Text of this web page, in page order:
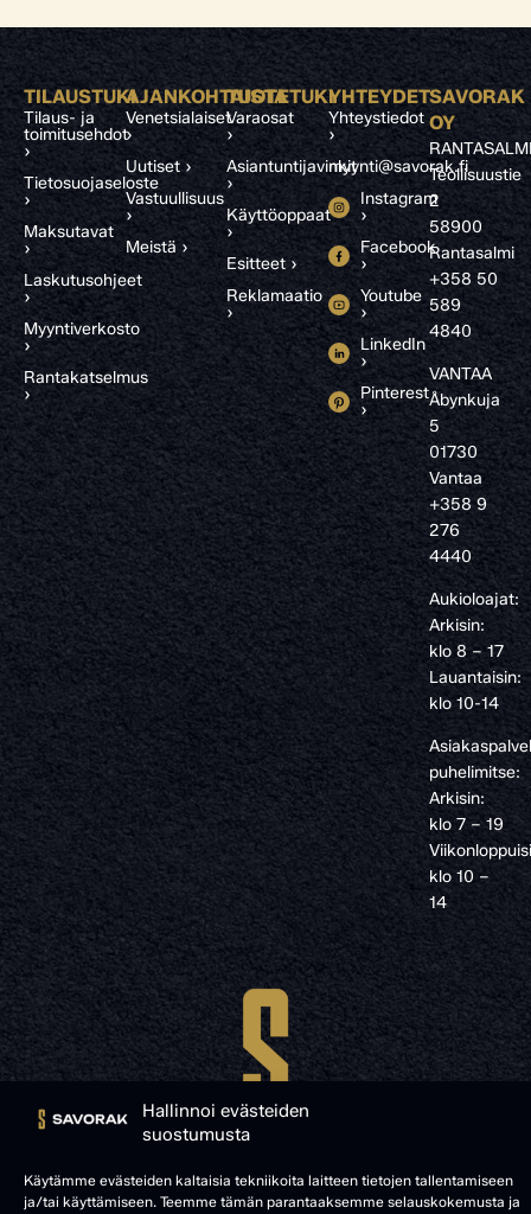
Hallinnoi evästeiden
suostumusta
Käytämme evästeiden kaltaisia tekniikoita laitteen tietojen tallentamiseen
ja/tai käyttämiseen. Teemme tämän parantaaksemme selauskokemusta ja
TILAUSTUKI
Tilaus- ja
toimitusehdot
›
Tietosuojaseloste
›
Maksutavat
›
Laskutusohjeet
›
Myyntiverkosto
›
Rantakatselmus
›
AJANKOHTAISTA
Venetsialaiset
›
Uutiset ›
Vastuullisuus
›
Meistä ›
TUOTETUKI
Varaosat
›
Asiantuntijavinkit
›
Käyttöoppaat
›
Esitteet ›
Reklamaatio
›
YHTEYDET
Yhteystiedot
›
myynti@savorak.fi
Instagram
›
Facebook
›
Youtube
›
LinkedIn
›
Pinterest
›
SAVORAK
OY
Teollisuustie
2
58900
Rantasalmi
+358 50
589
4840
VANTAA
Åbynkuja
5
01730
Vantaa
+358 9
276
4440
Aukioloajat:
Arkisin:
klo 8 – 17
Lauantaisin:
klo 10-14
puhelimitse:
Arkisin:
klo 7 – 19
klo 10 –
14